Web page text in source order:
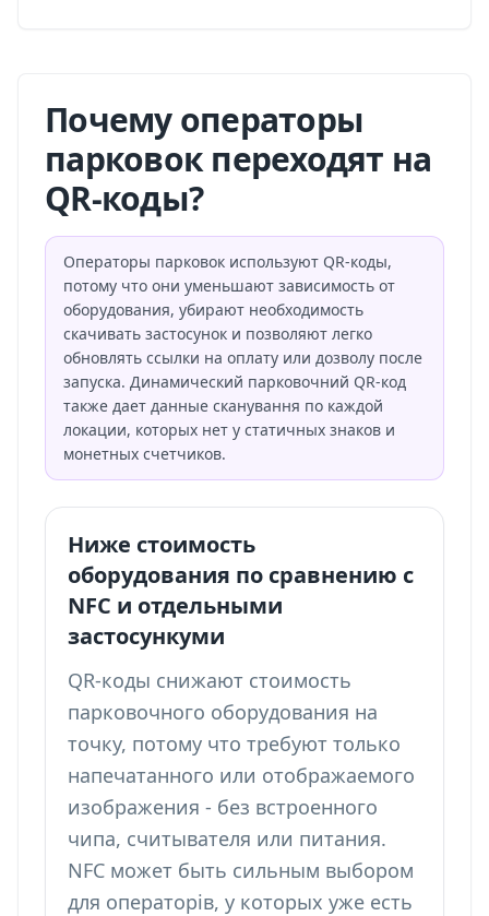
Почему операторы
парковок переходят на
QR-коды?
Операторы парковок используют QR-коды,
потому что они уменьшают зависимость от
оборудования, убирают необходимость
скачивать застосунок и позволяют легко
обновлять ссылки на оплату или дозволу после
запуска. Динамический парковочний QR-код
также дает данные сканування по каждой
локации, которых нет у статичных знаков и
монетных счетчиков.
Ниже стоимость
оборудования по сравнению с
NFC и отдельными
застосункуми
QR-коды снижают стоимость
парковочного оборудования на
точку, потому что требуют только
напечатанного или отображаемого
изображения - без встроенного
чипа, считывателя или питания.
NFC может быть сильным выбором
для операторів, у которых уже есть